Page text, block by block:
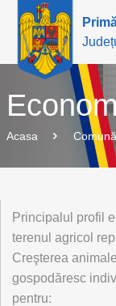
Acasa Comună
Principalul profil
terenul agricol
Creşterea
gospodăresc
pentru: